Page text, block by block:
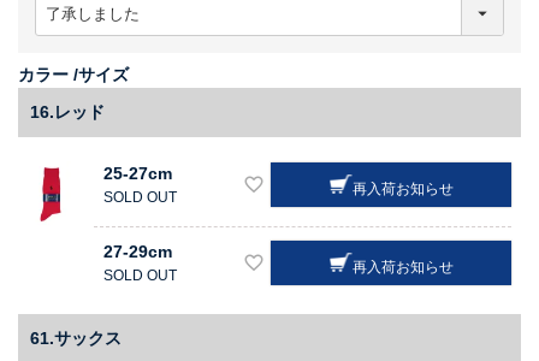
カラー サイズ
16.レッド
25-27cm
SOLD OUT 再入荷お知らせ
27-29cm
SOLD OUT 再入荷お知らせ
61.サックス